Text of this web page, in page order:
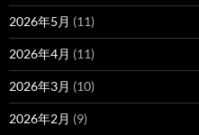
2026年5月 (11)
2026年4月 (11)
2026年3月 (10)
2026年2月 (9)